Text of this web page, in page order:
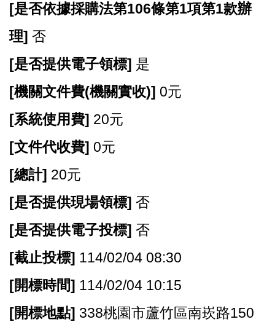
[是否依據採購法第106條第1項第1款辦
理] 否
[是否提供電子領標] 是
[機關文件費(機關實收)] 0元
[系統使用費] 20元
[文件代收費] 0元
[總計] 20元
[是否提供現場領標] 否
[是否提供電子投標] 否
[截止投標] 114/02/04 08:30
[開標時間] 114/02/04 10:15
[開標地點] 338桃園市蘆竹區南崁路150